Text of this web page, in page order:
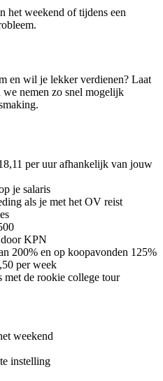
het weekend of tijdens een
en wil je lekker verdienen? Laat
nemen zo snel mogelijk
per uur afhankelijk van jouw
je salaris
als je met het OV reist
KPN
200% en op koopavonden 125%
per week
de rookie college tour
weekend
instelling